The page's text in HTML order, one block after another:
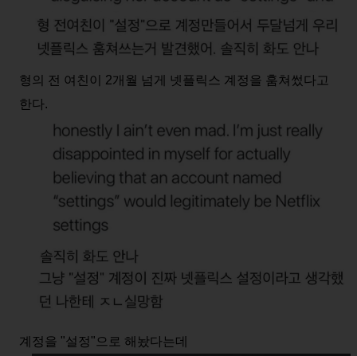
형의 전 여친이 2개월 넘게 넷플릭스 계정을 훔쳐썼다고
한다.
계정을 "설정"으로 해놨다는데